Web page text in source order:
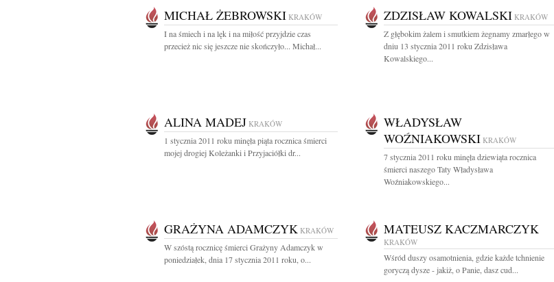
MICHAŁ ŻEBROWSKI KRAKÓW
I na śmiech i na lęk i na miłość przyjdzie czas
przecież nic się jeszcze nie skończyło... Michał...
ZDZISŁAW KOWALSKI KRAKÓW
Z głębokim żalem i smutkiem żegnamy zmarłego w
dniu 13 stycznia 2011 roku Zdzisława
Kowalskiego...
ALINA MADEJ KRAKÓW
1 stycznia 2011 roku minęła piąta rocznica śmierci
mojej drogiej Koleżanki i Przyjaciółki dr...
WŁADYSŁAW
WOŹNIAKOWSKI KRAKÓW
7 stycznia 2011 roku minęła dziewiąta rocznica
śmierci naszego Taty Władysława
Woźniakowskiego...
GRAŻYNA ADAMCZYK KRAKÓW
W szóstą rocznicę śmierci Grażyny Adamczyk w
poniedziałek, dnia 17 stycznia 2011 roku, o...
MATEUSZ KACZMARCZYK
KRAKÓW
Wśród duszy osamotnienia, gdzie każde tchnienie
goryczą dysze - jakiż, o Panie, dasz cud...